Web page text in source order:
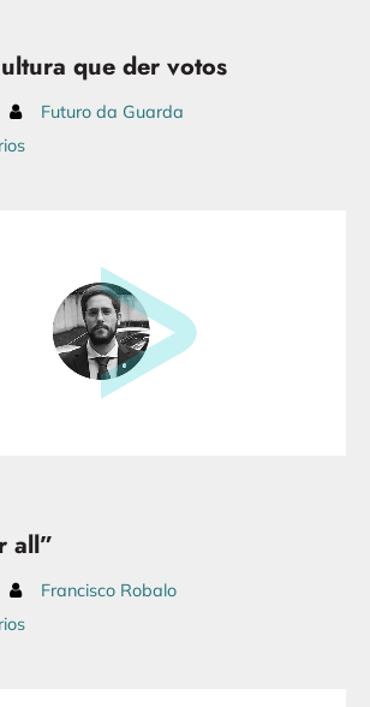
que der votos
Futuro da Guarda
all”
Francisco Robalo